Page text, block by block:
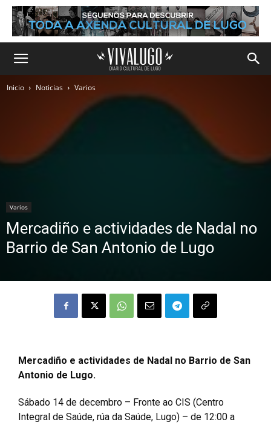
Inicio Noticias Varios
Varios
Mercadiño e actividades de Nadal no
Barrio de San Antonio de Lugo
Mercadiño e actividades de Nadal no Barrio de San
Antonio de Lugo.
Sábado 14 de decembro – Fronte ao CIS (Centro
Integral de Saúde, rúa da Saúde, Lugo) – de 12:00 a